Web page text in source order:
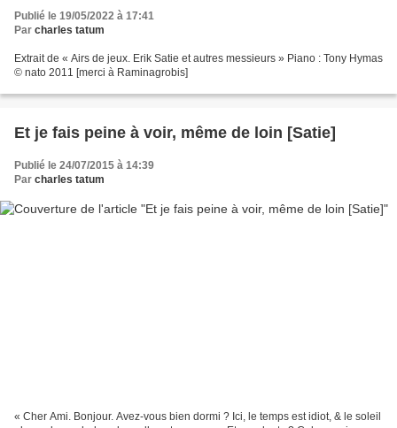
Publié le 19/05/2022 à 17:41
Par charles tatum
Extrait de « Airs de jeux. Erik Satie et autres messieurs » Piano : Tony Hymas
© nato 2011 [merci à Raminagrobis]
Et je fais peine à voir, même de loin [Satie]
Publié le 24/07/2015 à 14:39
Par charles tatum
« Cher Ami. Bonjour. Avez-vous bien dormi ? Ici, le temps est idiot, & le soleil